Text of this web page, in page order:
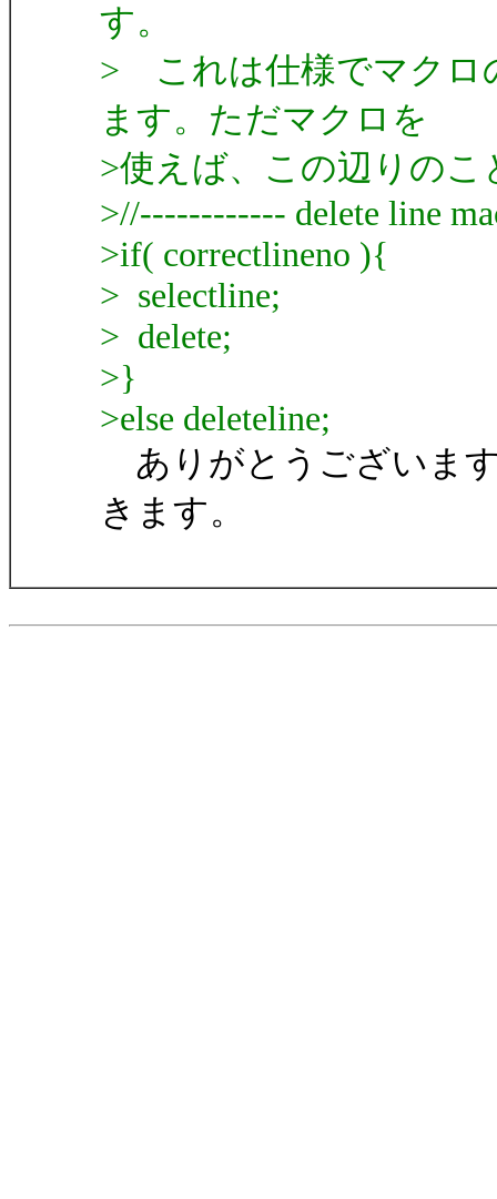
す。
> これは仕様でマクロ
ます。ただマクロを
>使えば、この辺りのこ
>//------------ delete line
>if( correctlineno ){
> selectline;
> delete;
>}
>else deleteline;
ありがとうございま
きます。